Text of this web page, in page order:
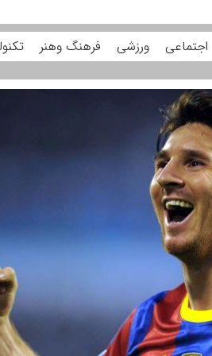
اجتماعی ورزشی فرهنگ وهنر